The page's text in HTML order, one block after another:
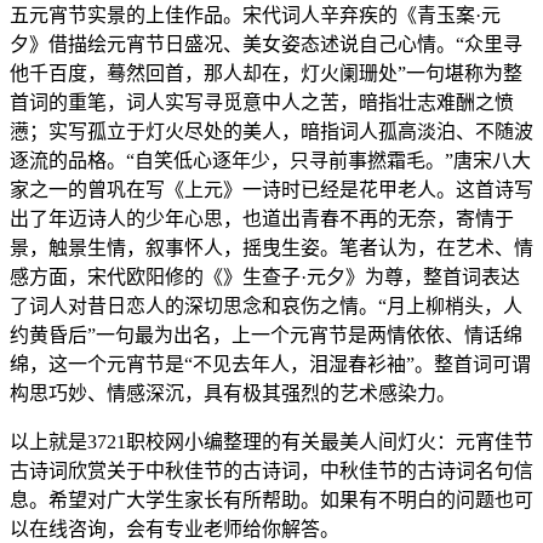
五元宵节实景的上佳作品。宋代词人辛弃疾的《青玉案·元
夕》借描绘元宵节日盛况、美女姿态述说自己心情。“众里寻
他千百度，蓦然回首，那人却在，灯火阑珊处”一句堪称为整
首词的重笔，词人实写寻觅意中人之苦，暗指壮志难酬之愤
懑；实写孤立于灯火尽处的美人，暗指词人孤高淡泊、不随波
逐流的品格。“自笑低心逐年少，只寻前事撚霜毛。”唐宋八大
家之一的曾巩在写《上元》一诗时已经是花甲老人。这首诗写
出了年迈诗人的少年心思，也道出青春不再的无奈，寄情于
景，触景生情，叙事怀人，摇曳生姿。笔者认为，在艺术、情
感方面，宋代欧阳修的《》生查子·元夕》为尊，整首词表达
了词人对昔日恋人的深切思念和哀伤之情。“月上柳梢头，人
约黄昏后”一句最为出名，上一个元宵节是两情依依、情话绵
绵，这一个元宵节是“不见去年人，泪湿春衫袖”。整首词可谓
构思巧妙、情感深沉，具有极其强烈的艺术感染力。
以上就是3721职校网小编整理的有关最美人间灯火：元宵佳节
古诗词欣赏关于中秋佳节的古诗词，中秋佳节的古诗词名句信
息。希望对广大学生家长有所帮助。如果有不明白的问题也可
以在线咨询，会有专业老师给你解答。